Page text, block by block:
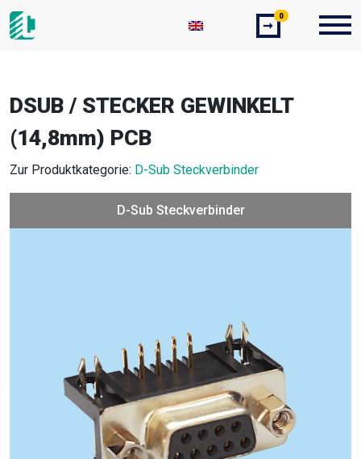
➞
0
DSUB / STECKER GEWINKELT
(14,8mm) PCB
Zur Produktkategorie: D-Sub Steckverbinder
D-Sub Steckverbinder